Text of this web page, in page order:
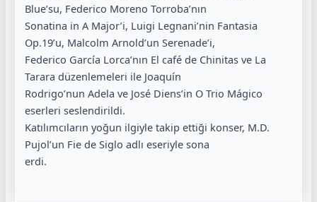
Blue’su, Federico Moreno Torroba’nın
Sonatina in A Major’i, Luigi Legnani’nin Fantasia
Op.19’u, Malcolm Arnold’un Serenade’i,
Federico García Lorca’nın El café de Chinitas ve La
Tarara düzenlemeleri ile Joaquín
Rodrigo’nun Adela ve José Diens’in O Trio Mágico
eserleri seslendirildi.
Katılımcıların yoğun ilgiyle takip ettiği konser, M.D.
Pujol’un Fie de Siglo adlı eseriyle sona
erdi.